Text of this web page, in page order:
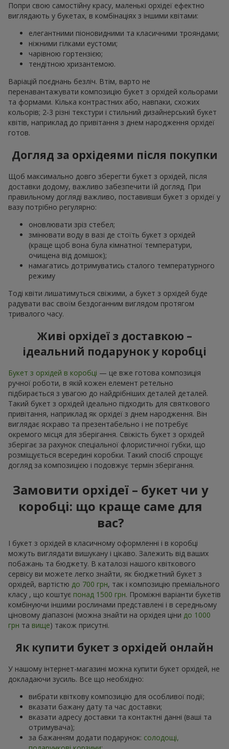
Попри свою самостійну красу, маленькі орхідеї ефектно
виглядають у букетах, в комбінаціях з іншими квітами:
елегантними піоновидними та класичними трояндами;
ніжними гілками еустоми;
чарівною гортензією;
тендітною хризантемою.
Варіацій поєднань безліч. Втім, варто не
перенавантажувати композицію букет з орхідей кольорами
та формами. Кілька контрастних або, навпаки, схожих
кольорів; 2-3 різні текстури і стильний дизайнерський букет
квітів, наприклад до привітання з днем народження орхідеї
готов.
Догляд за орхідеями після покупки
Щоб максимально довго зберегти букет з орхідей, після
доставки додому, важливо забезпечити їй догляд. При
правильному догляді важливо, поставивши букет з орхідеї у
вазу потрібно регулярно:
оновлювати зріз стебел;
змінювати воду в вазі де стоїть букет з орхідей
(краще щоб вона була кімнатної температури,
очищена від домішок);
намагатись дотримуватись сталого температурного
режиму
Тоді квіти лишатимуться свіжими, а букет з орхідей буде
радувати вас своїм бездоганним виглядом протягом
тривалого часу.
Живі орхідеї з доставкою –
ідеальний подарунок у коробці
Букет з орхідей в коробці — це вже готова композиція
ручної роботи, в якій кожен елемент ретельно
підбирається з увагою до найдрібніших деталей деталей.
Такий букет з орхідей ідеально підходить для святкового
привітання, наприклад як орхідеї з днем народження. Він
виглядає яскраво та презентабельно і не потребує
окремого місця для зберігання. Свіжість букет з орхідей
зберігає за рахунок спеціальної флористичної губки, що
розміщується всередині коробки. Такий спосіб спрощує
догляд за композицією і подовжує термін зберігання.
Замовити орхідеї – букет чи у
коробці: що краще саме для
вас?
І букет з орхідей в класичному оформленні і в коробці
можуть виглядати вишукану і цікаво. Залежить від ваших
побажань та бюджету. В каталозі нашого квіткового
сервісу ви можете легко знайти, як бюджетний букет з
орхідей, вартістю до 700 грн, так і композицію преміального
класу , що коштує понад 1500 грн. Проміжні варіанти букетів
комбінуючи іншими рослинами представлені і в середньому
ціновому діапазоні (можна знайти на орхідея ціни до 1000
грн та вище) також присутні.
Як купити букет з орхідей онлайн
У нашому інтернет-магазині можна купити букет орхідей, не
докладаючи зусиль. Все що необхідно:
вибрати квіткову композицію для особливої події;
вказати бажану дату та час доставки;
вказати адресу доставки та контактні данні (ваші та
отримувача);
за бажанням додати подарунок: солодощі,